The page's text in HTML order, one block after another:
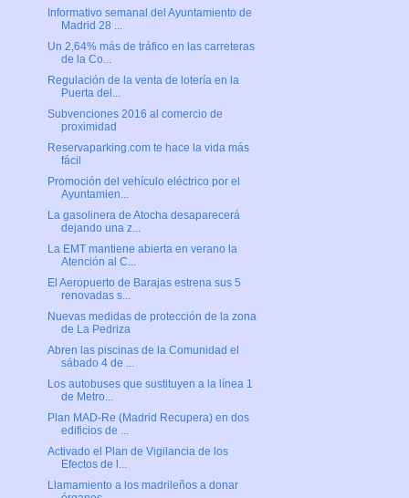
Informativo semanal del Ayuntamiento de
Madrid 28 ...
Un 2,64% más de tráfico en las carreteras
de la Co...
Regulación de la venta de lotería en la
Puerta del...
Subvenciones 2016 al comercio de
proximidad
Reservaparking.com te hace la vida más
fácil
Promoción del vehículo eléctrico por el
Ayuntamien...
La gasolinera de Atocha desaparecerá
dejando una z...
La EMT mantiene abierta en verano la
Atención al C...
El Aeropuerto de Barajas estrena sus 5
renovadas s...
Nuevas medidas de protección de la zona
de La Pedriza
Abren las piscinas de la Comunidad el
sábado 4 de ...
Los autobuses que sustituyen a la línea 1
de Metro...
Plan MAD-Re (Madrid Recupera) en dos
edificios de ...
Activado el Plan de Vigilancia de los
Efectos de l...
Llamamiento a los madrileños a donar